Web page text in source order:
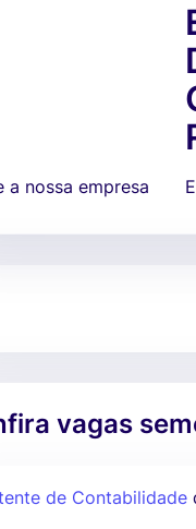
a nossa empresa
vagas
de Contabilidade